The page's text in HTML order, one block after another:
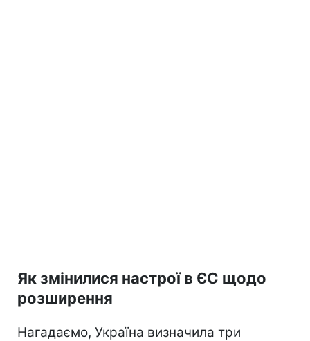
Як змінилися настрої в ЄС щодо
розширення
Нагадаємо, Україна визначила три